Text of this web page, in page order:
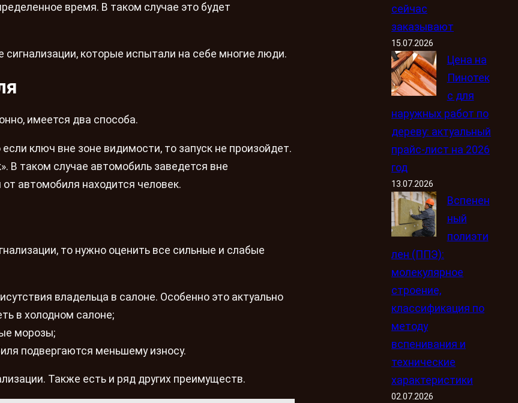
время. В таком случае это будет
которые испытали на себе многие люди.
имеется два способа.
ключ вне зоне видимости, то запуск не произойдет.
В таком случае автомобиль заведется вне
автомобиля находится человек.
то нужно оценить все сильные и слабые
владельца в салоне. Особенно это актуально
в холодном салоне;
морозы;
подвергаются меньшему износу.
Также есть и ряд других преимуществ.
сейчас
заказывают
15.07.2026
Цена на
Пинотек
с для
наружных работ по
дереву: актуальный
прайс-лист на 2026
год
13.07.2026
Вспенен
ный
полиэти
лен (ППЭ):
молекулярное
строение,
классификация по
методу
вспенивания и
технические
характеристики
02.07.2026